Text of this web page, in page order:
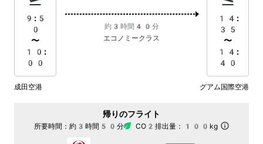
9:5
0
〜
10:
00
約3時間40分
エコノミークラス
14:
35
〜
14:
40
成田空港 グアム国際空港
帰りのフライト
所要時間： 約3時間50分 CO2排出量： 100kg